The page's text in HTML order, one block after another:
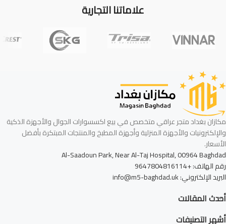
علاماتنا التجارية
مكازان بغداد متجر عراقي متخصص في بيع اكسسوارات الجوال والأجهزة الذكية
والإلكترونيات والأجهزة المنزلية وأجهزة المطبخ والمنتجات المبتكرة بأفضل
الأسعار.
Al-Saadoun Park, Near Al-Taj Hospital, 00964 Baghdad
رقم الهاتف: +9647804816114
البريد الإلكتروني: info@m5-baghdad.uk
أحدث المقالات
أشهر التصنيفات